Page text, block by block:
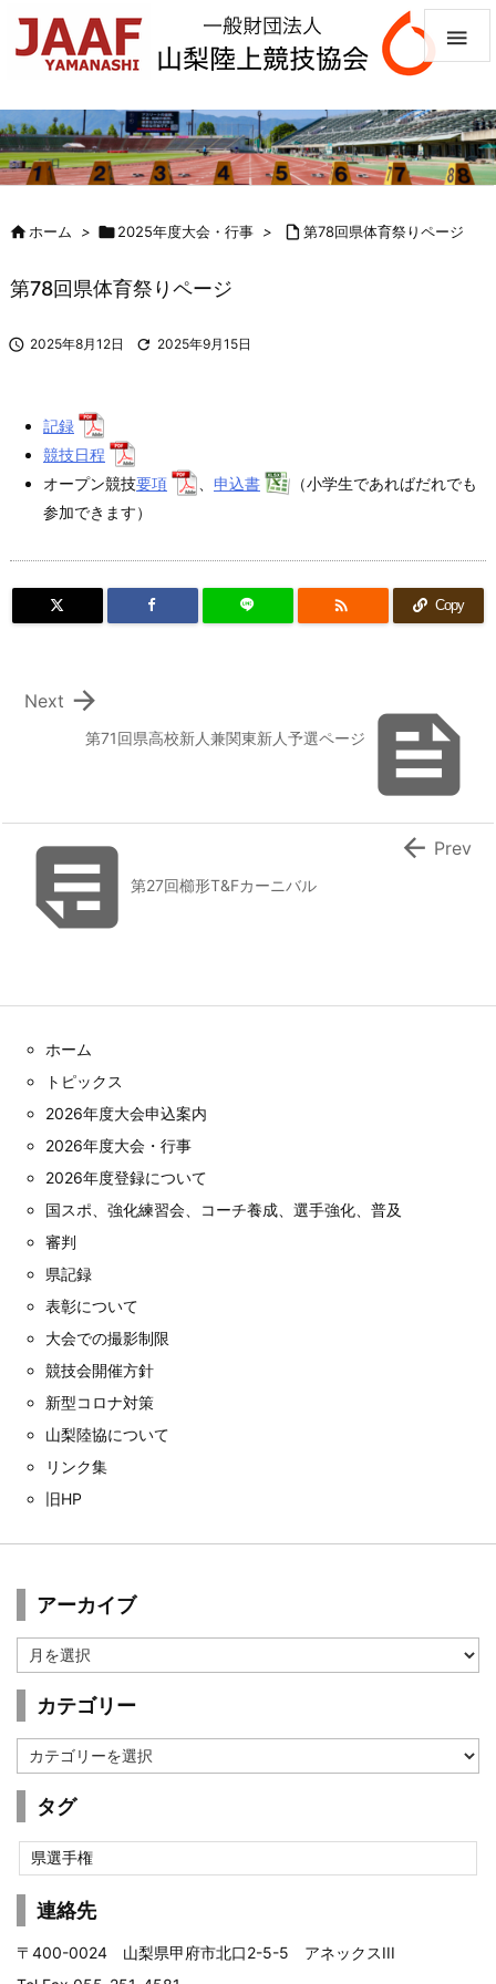

ホーム > 2025年度大会・行事 >  第78回県体育祭りページ
第78回県体育祭りページ
 2025年8月12日  2025年9月15日
記録
競技日程
オープン競技要項 、 申込書
（小学生であればだれでも
参加できます）
 Copy

第71回県高校新人兼関東新人予選ページ

Next
第27回櫛形T&Fカーニバル
 Prev
ホーム
トピックス
2026年度大会申込案内
2026年度大会・行事
2026年度登録について
国スポ、強化練習会、コーチ養成、選手強化、普及
審判
県記録
表彰について
大会での撮影制限
競技会開催方針
新型コロナ対策
山梨陸協について
リンク集
旧HP
アーカイブ
ー
カ
カテゴリー
テ
ゴ
タグ
県選手権
連絡先
〒400-0024 山梨県甲府市北口2-5-5 アネックスIII